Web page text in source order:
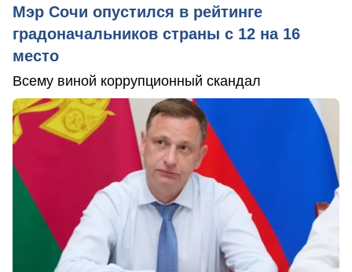
Мэр Сочи опустился в рейтинге
градоначальников страны с 12 на 16
место
Всему виной коррупционный скандал